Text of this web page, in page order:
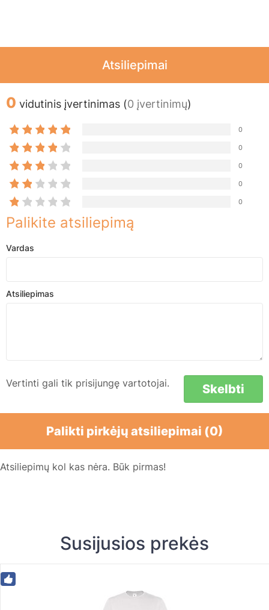
Atsiliepimai
0 vidutinis įvertinimas (0 įvertinimų)
0
0
0
0
0
Palikite atsiliepimą
Vardas
Atsiliepimas
Vertinti gali tik prisijungę vartotojai. Skelbti
Palikti pirkėjų atsiliepimai (0)
Atsiliepimų kol kas nėra. Būk pirmas!
Susijusios prekės